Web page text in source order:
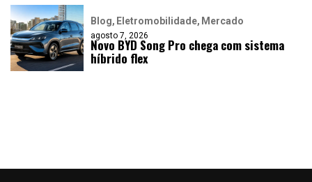
Blog Eletromobilidade Mercado
agosto 7, 2026
Novo BYD Song Pro chega com sistema
híbrido flex